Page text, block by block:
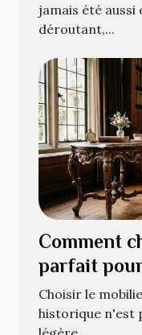
jamais été
déroutant,...
Comment
parfait
historique ?
Choisir le
historique n'est